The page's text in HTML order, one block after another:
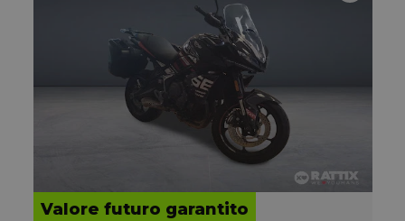
Valore futuro garantito